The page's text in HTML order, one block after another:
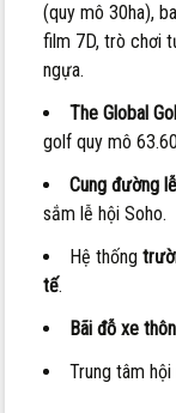
(quy mô 30ha),
film 7D, trò chơi
ngựa.
The Global
golf quy mô
Cung đường
sắm lễ hội Soho.
Hệ thống
tế.
Bãi đỗ xe
Trung tâm hội